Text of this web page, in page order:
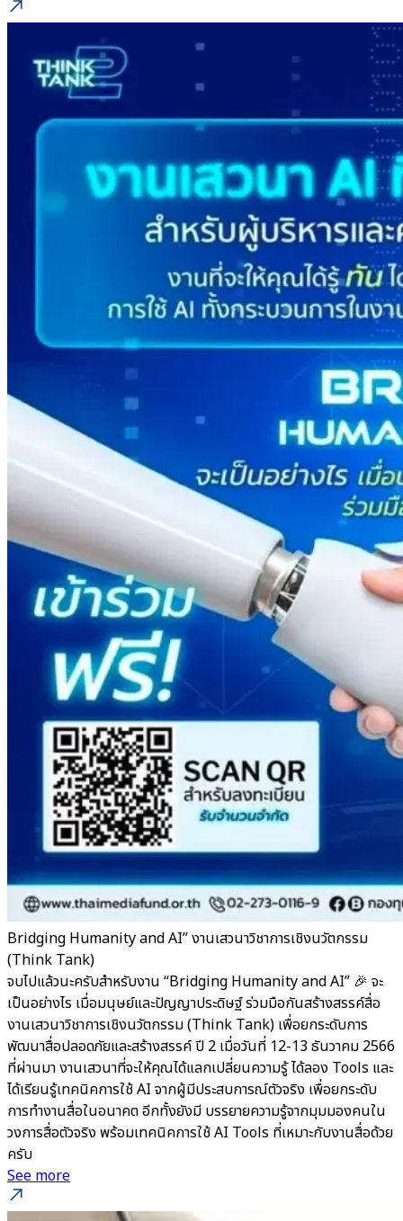
Bridging Humanity and AI” งานเสวนาวิชาการเชิงนวัตกรรม
(Think Tank)
จบไปแล้วนะครับสำหรับงาน “Bridging Humanity and AI” 🎉 จะ
เป็นอย่างไร เมื่อมนุษย์และปัญญาประดิษฐ์ ร่วมมือกันสร้างสรรค์สื่อ
งานเสวนาวิชาการเชิงนวัตกรรม (Think Tank) เพื่อยกระดับการ
พัฒนาสื่อปลอดภัยและสร้างสรรค์ ปี 2 เมื่อวันที่ 12-13 ธันวาคม 2566
ที่ผ่านมา งานเสวนาที่จะให้คุณได้แลกเปลี่ยนความรู้ ได้ลอง Tools และ
ได้เรียนรู้เทคนิคการใช้ AI จากผู้มีประสบการณ์ตัวจริง เพื่อยกระดับ
การทำงานสื่อในอนาคต อีกทั้งยังมี บรรยายความรู้จากมุมมองคนใน
วงการสื่อตัวจริง พร้อมเทคนิคการใช้ AI Tools ที่เหมาะกับงานสื่อด้วย
ครับ
See more